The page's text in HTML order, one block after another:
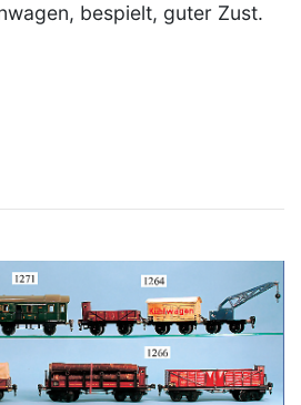
bespielt, guter Zust.